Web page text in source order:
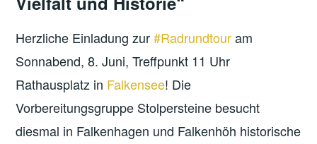
Herzliche Einladung zur#Radrundtouram
Sonnabend, 8. Juni, Treffpunkt 11 Uhr
Rathausplatz in Falkensee! Die
Vorbereitungsgruppe Stolpersteine besucht
diesmal in Falkenhagen und Falkenhöh historische